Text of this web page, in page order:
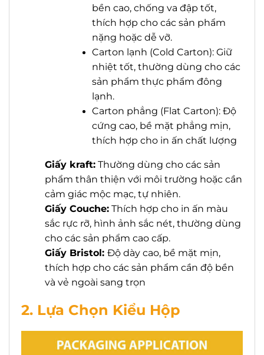
bền cao, chống va đập tốt,
thích hợp cho các sản phẩm
nặng hoặc dễ vỡ.
Carton lạnh (Cold Carton): Giữ
nhiệt tốt, thường dùng cho các
sản phẩm thực phẩm đông
lạnh.
Carton phẳng (Flat Carton): Độ
cứng cao, bề mặt phẳng mịn,
thích hợp cho in ấn chất lượng
Giấy kraft: Thường dùng cho các sản
phẩm thân thiện với môi trường hoặc cần
cảm giác mộc mạc, tự nhiên.
Giấy Couche: Thích hợp cho in ấn màu
sắc rực rỡ, hình ảnh sắc nét, thường dùng
cho các sản phẩm cao cấp.
Giấy Bristol: Độ dày cao, bề mặt mịn,
thích hợp cho các sản phẩm cần độ bền
và vẻ ngoài sang trọn
2. Lựa Chọn Kiểu Hộp